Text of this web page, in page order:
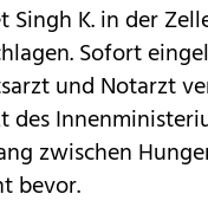
Singh K. in der
Sofort
und Notarzt
des
zwischen
bevor.